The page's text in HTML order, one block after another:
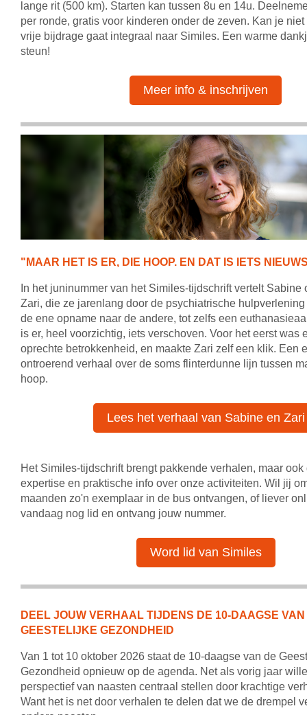
lange rit (500 km). Starten kan tussen 8u en 14u.
per ronde, gratis voor kinderen onder de zeven. Kan je
vrije bijdrage gaat integraal naar Similes. Een warme
steun!
Meer info & inschrijven
"MAAR HET IS ER, DIE HOOP. EN DAT IS IETS
In het juninummer van het Similes-tijdschrift vertelt Sabine
Zari, die ze jarenlang door de psychiatrische
de ene opname naar de andere, tot zelfs een
is er, heel voorzichtig, iets verschoven. Voor het eerst was
oprechte betrokkenheid, en maakte Zari zelf een klik. Een
ontroerend verhaal over de soms flinterdunne lijn tussen
hoop.
Lees het verhaal van Sabine en Zari
Het Similes-tijdschrift brengt pakkende verhalen, maar
expertise en praktische info over onze activiteiten. Wil jij
maanden zo'n exemplaar in de bus ontvangen, of liever
vandaag nog lid en ontvang jouw nummer.
Word lid van Similes
DEEL JOUW VERHAAL TIJDENS DE 10-DAAGSE VAN
GEESTELIJKE GEZONDHEID
Van 1 tot 10 oktober 2026 staat de 10-daagse van de
Gezondheid opnieuw op de agenda. Net als vorig jaar
perspectief van naasten centraal stellen door krachtige
Want het is net door verhalen te delen dat we de drempel